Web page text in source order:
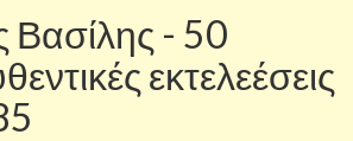
Βασίλης - 50
εκτελεέσεις